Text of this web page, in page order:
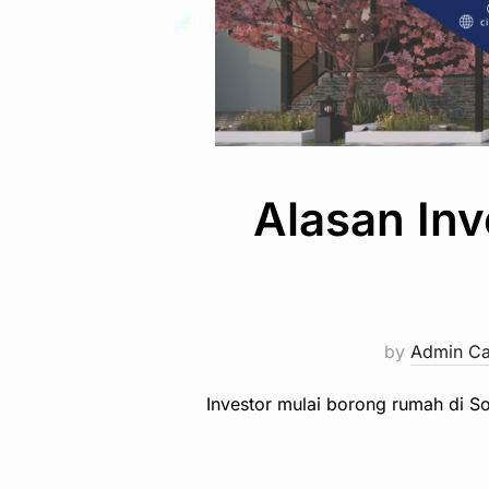
Alasan
by Admin
Investor mulai borong rumah di